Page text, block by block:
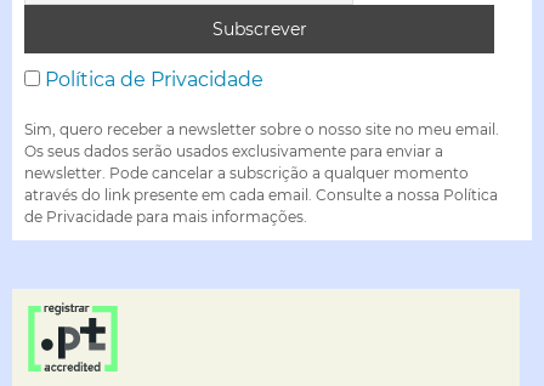
Política de Privacidade
Sim, quero receber a newsletter sobre o nosso site no meu email.
Os seus dados serão usados exclusivamente para enviar a
newsletter. Pode cancelar a subscrição a qualquer momento
através do link presente em cada email. Consulte a nossa Política
de Privacidade para mais informações.